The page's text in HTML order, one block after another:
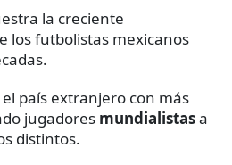
la creciente
los futbolistas mexicanos
país extranjero con más
jugadores mundialistasa
distintos.